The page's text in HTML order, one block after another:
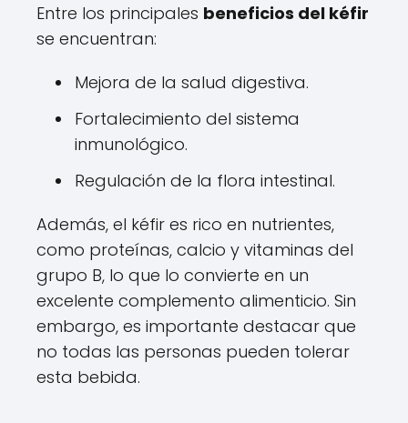
Entre los principales beneficios del kéfir
se encuentran:
Mejora de la salud digestiva.
Fortalecimiento del sistema
inmunológico.
Regulación de la flora intestinal.
Además, el kéfir es rico en nutrientes,
como proteínas, calcio y vitaminas del
grupo B, lo que lo convierte en un
excelente complemento alimenticio. Sin
embargo, es importante destacar que
no todas las personas pueden tolerar
esta bebida.